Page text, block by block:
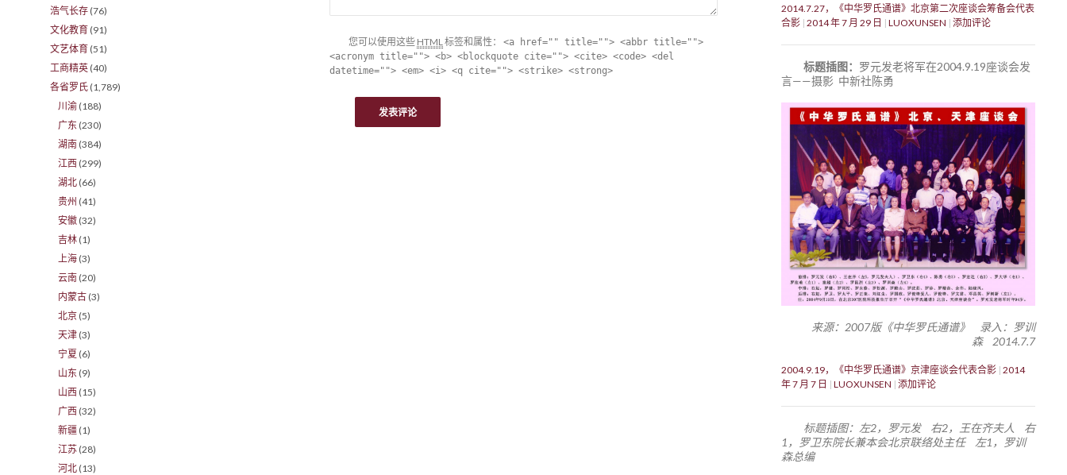
您可以使用这些 HTML标签和属性： <a href="" title=""> <abbr title="">
<acronym title=""> <b> <blockquote cite=""> <cite> <code> <del
datetime=""> <em> <i> <q cite=""> <strike> <strong>
2014.7.27，《中华罗氏通谱》北京第二次座谈会筹备会代表
合影 2014 年 7 月 29 日 LUOXUNSEN 添加评论
标题插图： 罗元发老将军在2004.9.19座谈会发
言——摄影 中新社陈勇
来源：2007版《中华罗氏通谱》 录入：罗训
森 2014.7.7
2004.9.19，《中华罗氏通谱》京津座谈会代表合影 2014
年 7 月 7 日
LUOXUNSEN 添加评论
标题插图：左2，罗元发 右2，王在齐夫人 右
1，罗卫东院长兼本会北京联络处主任 左1，罗训
森总编
浩气长存 (76)
文化教育 (91)
文艺体育 (51)
工商精英 (40)
各省罗氏 (1,789)
川渝 (188)
广东 (230)
湖南 (384)
江西 (299)
湖北 (66)
贵州 (41)
安徽 (32)
吉林 (1)
上海 (3)
云南 (20)
内蒙古 (3)
北京 (5)
天津 (3)
宁夏 (6)
山东 (9)
山西 (15)
广西 (32)
新疆 (1)
江苏 (28)
河北 (13)